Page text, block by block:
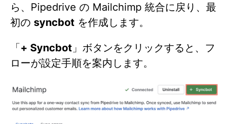
ら、Pipedrive の Mailchimp 統合に戻り、最
初の syncbot を作成します。
「+ Syncbot 」ボタンをクリックすると、フ
ローが設定手順を案内します。